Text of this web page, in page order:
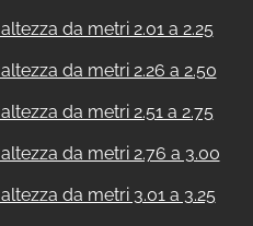
da metri 2.01 a 2.25
da metri 2.26 a 2.50
da metri 2.51 a 2.75
da metri 2.76 a 3.00
da metri 3.01 a 3.25